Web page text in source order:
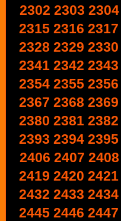
2302 2303 2304
2315 2316 2317
2328 2329 2330
2341 2342 2343
2354 2355 2356
2367 2368 2369
2380 2381 2382
2393 2394 2395
2406 2407 2408
2419 2420 2421
2432 2433 2434
2445 2446 2447